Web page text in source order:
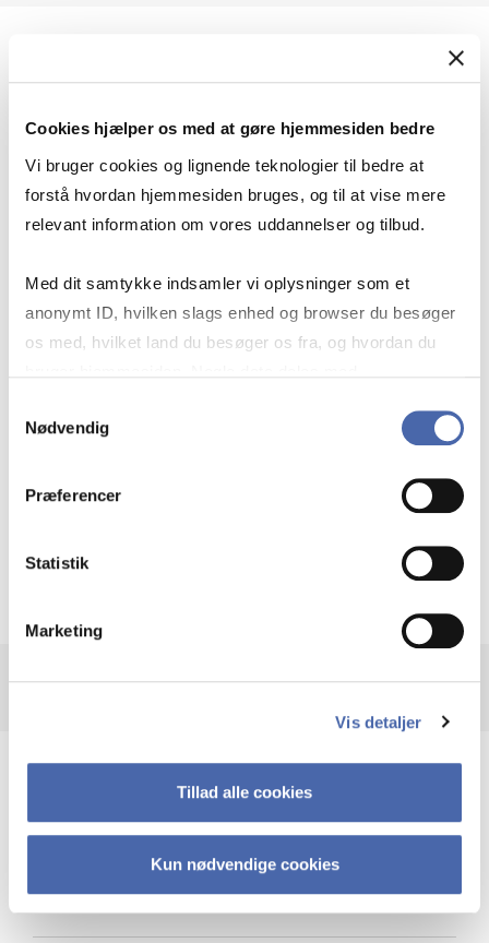
Cookies hjælper os med at gøre hjemmesiden bedre
Vi bruger cookies og lignende teknologier til bedre at
forstå hvordan hjemmesiden bruges, og til at vise mere
relevant information om vores uddannelser og tilbud.
Med dit samtykke indsamler vi oplysninger som et
anonymt ID, hvilken slags enhed og browser du besøger
os med, hvilket land du besøger os fra, og hvordan du
markedsføring. Du bestemmer selv - og kan altid trække
Nødvendig
Præferencer
Statistik
Marketing
Vis detaljer
Tillad alle cookies
Kun nødvendige cookies
Geopolitik og businesssikkerhed
navigerer man som virksomhed?
Krigen i Ukraine
Cybersikkerhed